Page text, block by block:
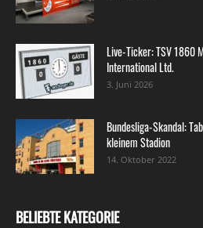
Live-Ticker: TSV 1860
International Ltd.
3. Juni 2026
Bundesliga-Skandal:
kleinem Stadion
14. Oktober 2022
BELIEBTE KATEGORIE